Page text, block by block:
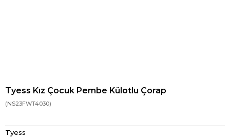
Tyess Kız Çocuk Pembe Külotlu Çorap
(NS23FWT4030)
Tyess